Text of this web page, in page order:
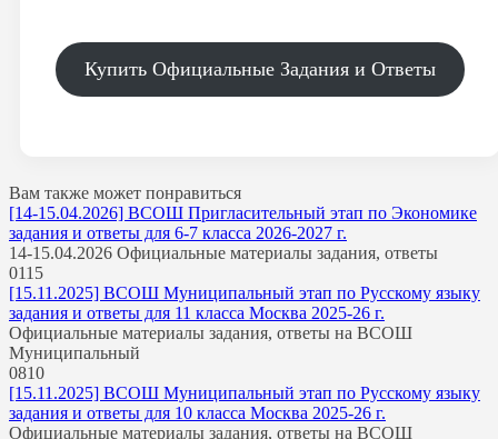
Купить Официальные Задания и Ответы
Вам также может понравиться
[14-15.04.2026] ВСОШ Пригласительный этап по Экономике
задания и ответы для 6-7 класса 2026-2027 г.
14-15.04.2026 Официальные материалы задания, ответы
0115
[15.11.2025] ВСОШ Муниципальный этап по Русскому языку
задания и ответы для 11 класса Москва 2025-26 г.
Официальные материалы задания, ответы на ВСОШ
Муниципальный
0810
[15.11.2025] ВСОШ Муниципальный этап по Русскому языку
задания и ответы для 10 класса Москва 2025-26 г.
Официальные материалы задания, ответы на ВСОШ